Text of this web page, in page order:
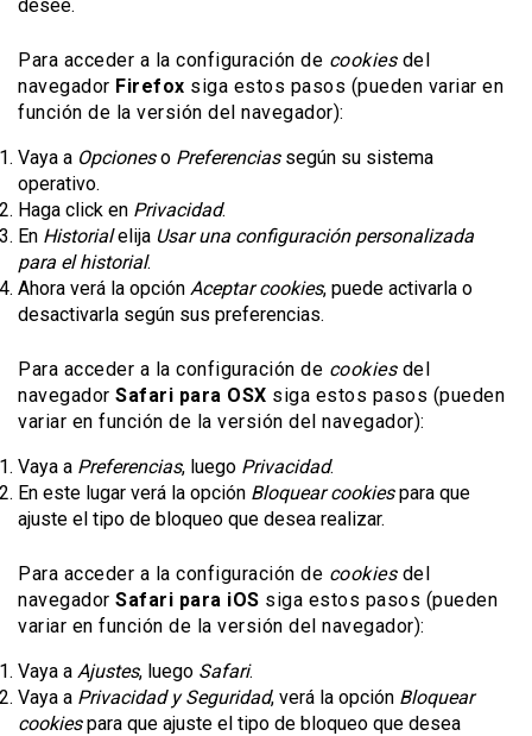
desee.
Para acceder a la configuración de cookiesdel
navegador Firefox siga estos pasos (pueden variar en
función de la versión del navegador):
Vaya a Opcioneso Preferenciassegún su sistema
operativo.
Haga click en Privacidad.
En Historialelija Usar una configuración personalizada
para el historial.
Ahora verá la opción Aceptar cookies, puede activarla o
desactivarla según sus preferencias.
Para acceder a la configuración de cookiesdel
navegador Safari para OSX siga estos pasos (pueden
variar en función de la versión del navegador):
Vaya a Preferencias, luego Privacidad.
En este lugar verá la opción Bloquear cookiespara que
ajuste el tipo de bloqueo que desea realizar.
Para acceder a la configuración de cookiesdel
navegador Safari para iOS siga estos pasos (pueden
variar en función de la versión del navegador):
Vaya a Ajustes, luego Safari.
Vaya a Privacidad y Seguridad, verá la opción Bloquear
cookiespara que ajuste el tipo de bloqueo que desea